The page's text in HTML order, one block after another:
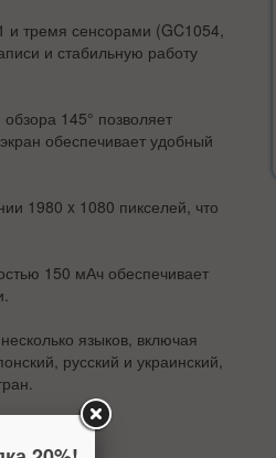
тремя сенсорами (GC1054,
и стабильную работу
145° позволяет
обеспечивает удобный
1980 x 1080 пикселей, что
150 мАч обеспечивает
языков, включая
русский и украинский,